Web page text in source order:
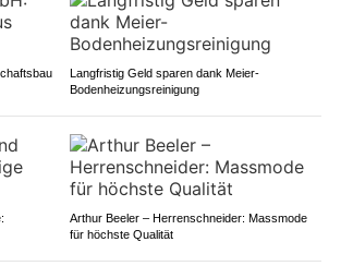
Langfristig Geld sparen dank Meier-
Bodenheizungsreinigung
Arthur Beeler – Herrenschneider: Massmode
für höchste Qualität